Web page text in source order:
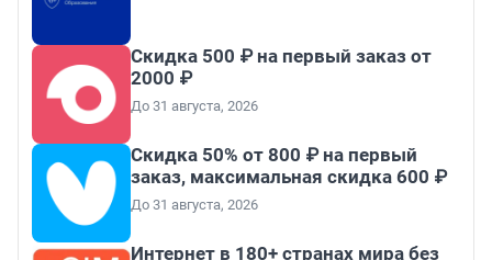
Скидка 500 ₽ на первый заказ от
2000 ₽
До 31 августа, 2026
Скидка 50% от 800 ₽ на первый
заказ, максимальная скидка 600 ₽
До 31 августа, 2026
Интернет в 180+ странах мира без